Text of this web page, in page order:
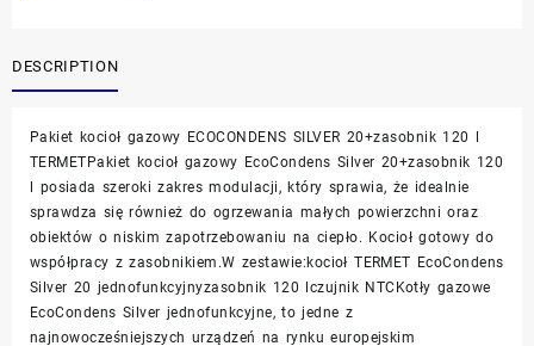
DESCRIPTION
Pakiet kocioł gazowy ECOCONDENS SILVER 20+zasobnik 120 l
TERMETPakiet kocioł gazowy EcoCondens Silver 20+zasobnik 120
l posiada szeroki zakres modulacji, który sprawia, że idealnie
sprawdza się również do ogrzewania małych powierzchni oraz
obiektów o niskim zapotrzebowaniu na ciepło. Kocioł gotowy do
współpracy z zasobnikiem.W zestawie:kocioł TERMET EcoCondens
Silver 20 jednofunkcyjnyzasobnik 120 lczujnik NTCKotły gazowe
EcoCondens Silver jednofunkcyjne, to jedne z
najnowocześniejszych urządzeń na rynku europejskim